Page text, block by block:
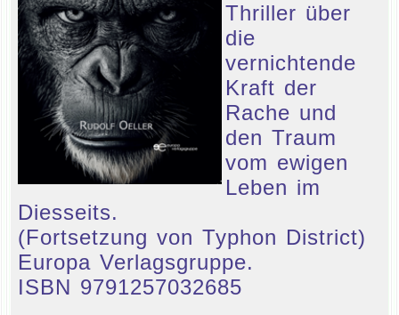
Thriller über
die
vernichtende
Kraft der
Rache und
den Traum
vom ewigen
Leben im
Diesseits.
(Fortsetzung von Typhon District)
Europa Verlagsgruppe.
ISBN 9791257032685